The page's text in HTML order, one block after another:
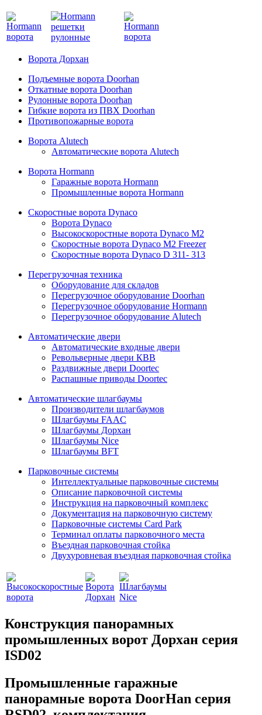
Ворота Дорхан
Подъемные ворота Doorhan
Откатные ворота Doorhan
Рулонные ворота Doorhan
Гибкие ворота из ПВХ Doorhan
Противопожарные ворота
Ворота Alutech
Автоматические ворота Alutech
Ворота Hormann
Гаражные ворота Hormann
Промышленные ворота Hormann
Скоростные ворота Dynaco
Ворота Dynaco
Высокоскоростные ворота Dynaco М2
Скоростные ворота Dynaco М2 Freezer
Скоростные ворота Dynaco D 311- 313
Перегрузочная техника
Оборудование для складов
Перегрузочное оборудование Doorhan
Перегрузочное оборудование Hormann
Перегрузочное оборудование Alutech
Автоматические двери
Автоматические входные двери
Револьверные двери КВВ
Раздвижные двери Doortec
Распашные приводы Doortec
Автоматические шлагбаумы
Производители шлагбаумов
Шлагбаумы FAAC
Шлагбаумы Дорхан
Шлагбаумы Nice
Шлагбаумы BFT
Парковочные системы
Интеллектуальные парковочные системы
Описание парковочной системы
Инструкция на парковочный комплекс
Документация на парковочную систему
Парковочные системы Card Park
Терминал оплаты парковочного места
Въездная парковочная стойка
Двухуровневая въездная парковочная стойка
Конструкция панорамных
промышленных ворот Дорхан серия
ISD02
Промышленные гаражные
панорамные ворота DoorHan серия